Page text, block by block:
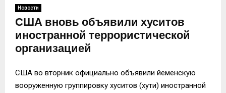
Новости
США вновь объявили хуситов
иностранной террористической
организацией
США во вторник официально объявили йеменскую
вооруженную группировку хуситов (хути) иностранной